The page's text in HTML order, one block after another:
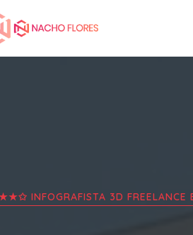
INFOGRAFISTA 3D FREELANCE